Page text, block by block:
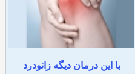
با این درمان دیگه زانودرد